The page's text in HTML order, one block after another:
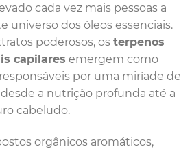
cada vez mais pessoas a
universo dos óleos essenciais.
poderosos, os terpenos
capilares emergem como
por uma miríade de
a nutrição profunda até a
cabeludo.
orgânicos aromáticos,